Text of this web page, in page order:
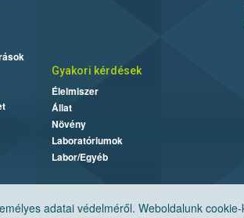
adatai védelméről. Weboldalunk
Gyakori kérdések
Élelmiszer
Állat
Növény
Laboratóriumok
Labor/Egyéb